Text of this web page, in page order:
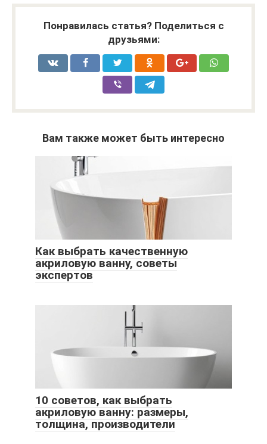
Понравилась статья? Поделиться с
друзьями:
Вам также может быть интересно
Как выбрать качественную
акриловую ванну, советы
экспертов
10 советов, как выбрать
акриловую ванну: размеры,
толщина, производители